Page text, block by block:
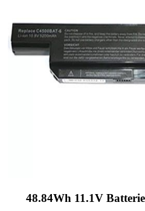
48.84Wh 11.1V